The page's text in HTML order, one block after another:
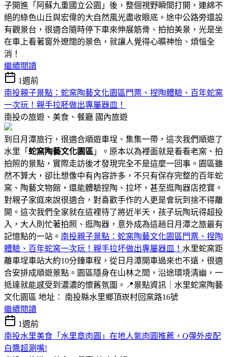
子開進「阿蘇九重國立公園」後，整個視野瞬間打開，連綿不
絕的綠色山丘與宏偉的大自然風光盡收眼底。途中公路旁還設
有觀景台，很適合隨時停下車來伸展筋骨、拍拍美景，光是坐
在車上看著窗外遼闊的景色，就讓人覺得心曠神怡、煩惱全
消！
繼續閱讀
1週前
南投親子景點：蛇窯陶藝文化園區門票、捏陶體驗、百年蛇窯
一次玩！親手拉胚做出專屬器皿！
南投の旅遊、美食、餐廳 國內旅遊
到日月潭旅行，很適合順遊車埕、集集一帶，這次我們順遊了
水里「 蛇窯陶藝文化園區 」。原本以為裡面就是看看老窯、拍
拍照的景點，實際走訪後才發現完全不是這麼一回事。園區雖
然不算大，卻比想像中有內容許多，不只有保存完整的百年蛇
窯、陶藝文物館，還能體驗捏陶、拉坏，甚至逛陶器店挖寶。
對親子家庭來說很適合，對喜歡手作的人更是會玩到捨不得離
開。這次我們全家就在這裡待了將近半天，孩子玩陶玩得超投
入，大人則忙著拍照、逛陶器，意外成為這趟日月潭之旅最有
記憶點的一站。 南投親子景點：蛇窯陶藝文化園區門票、捏陶
體驗、百年蛇窯一次玩！親手拉坏做出專屬器皿！ 水里蛇窯距
離車埕車站大約10分鐘車程，從日月潭開車過來也不遠，很適
合安排成順遊景點。園區隱身在山林之間，沿途環境清幽，一
抵達就能感受到濃濃的懷舊氛圍。📍景點資訊｜水里蛇窯陶藝
文化園區 地址： 南投縣水里鄉頂崁村回窯路16號
繼續閱讀
1週前
南投水里美食「水里章肉圓」在地人氣肉圓推薦，Q彈外皮配
白醬超涮嘴!